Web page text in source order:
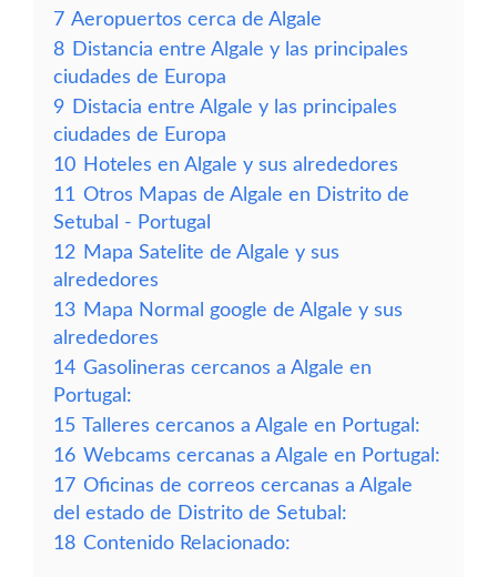
7 Aeropuertos cerca de Algale
8 Distancia entre Algale y las principales
ciudades de Europa
9 Distacia entre Algale y las principales
ciudades de Europa
10 Hoteles en Algale y sus alrededores
11 Otros Mapas de Algale en Distrito de
Setubal - Portugal
12 Mapa Satelite de Algale y sus
alrededores
13 Mapa Normal google de Algale y sus
alrededores
14 Gasolineras cercanos a Algale en
Portugal:
15 Talleres cercanos a Algale en Portugal:
16 Webcams cercanas a Algale en Portugal:
17 Oficinas de correos cercanas a Algale
del estado de Distrito de Setubal:
18 Contenido Relacionado: